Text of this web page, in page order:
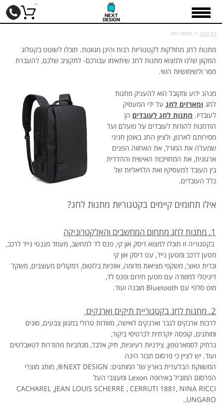
דף הבית > מתנות לחג
מתנות לחג מחולקות לקטגוריות רבות והינן מגוונות. תוכלו לשוטט בקטלוג
המקוון שלנו ולמצוא מתנות לחג שיתאימו עבורכם- לתקציב שלכם, להעברת
מסר ולשימושיות השי.
מנהג ידוע ומקובל הוא להעניק מתנות
לחג ומארזים לחג על ידי המעסיק
לעובדיו. מתנות לחג לעובדים הן
הזדמנות להודות לעובדים על פועלם ועל
מסירותם לארגון, ולציון החג באופן חגיגי
שמעלה את המורל, את האחווה הפנים
ארגונית, את המחוייבות האישית וההדדית
בין העובד למעסיקיו ואת הלויאליות של
כלל העובדים.
אילו תחומים קיימים בקטגוריות מתנות לחג?
1. מתנות לחג מתחום המחשבים והאלקטרוניקה
בקטגוריה זו תוכלו למצוא דיסק און קי, פנס לד למחשב, מעמד מגנטי נייד לרכב,
מטען לרכב ומטען נייד, עט דיסק און קי
וכרית טאצ', משקפי מציאות מדומה, אוזניות בלוטוס, רמקולים מעוצבים, משקל
דיגיטלי למזוודה עם מטען חירום ופנס לד,
מוט סלפי עם Bluetooth מובנה ועוד.
2. מתנות לחג בקטגוריית תיקים וארנקים
לרבות ארנקים לגבר וארנקים לאישה, מזוודות טרולי במגוון צבעים, סוגים
ומותגים, קופסה יוקרתית לכרטיסי ביקור,
נרתיק לסמארטפון, צידניות רעיוניות, תיק אלבד, מכתביות מהודרות לטאבלטים
ועוד. יש לציין כי פרסום תבור הינה
המשווקת הבלעדית בארץ של המותגים: ®NEXT DESIGN, מותג מוצרי
הפרסום המוביל באירופה Lexon ומעצבי העל
CACHAREL ,JEAN LOUIS SCHERRE , CERRUTI 1881, NINA RICCI
,UNGARO
.